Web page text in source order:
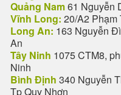
Quảng Nam61 Nguyễn
Vĩnh Long: 20/A2
Long An: 163 Nguyễn
An
Tây Ninh 1075 CTM8,
Ninh
Bình Định 340 Nguyễn
Tp Quy Nhơn